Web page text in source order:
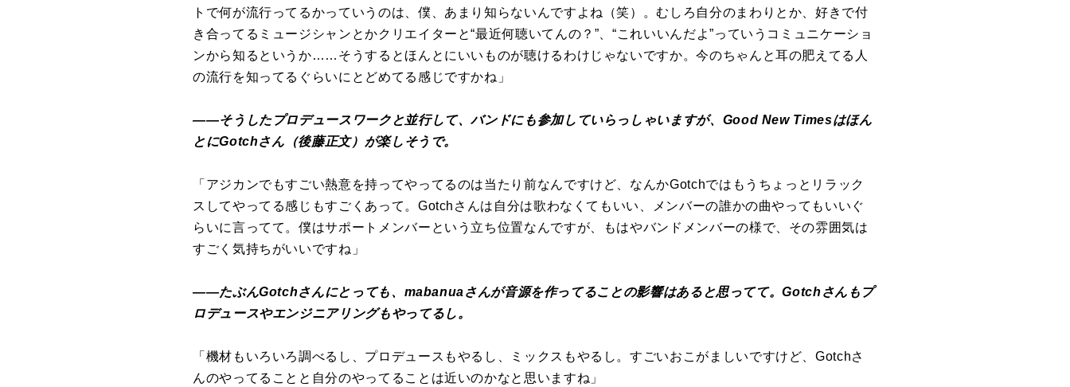
トで何が流行ってるかっていうのは、僕、あまり知らないんですよね（笑）。むしろ自分のまわりとか、好きで付
き合ってるミュージシャンとかクリエイターと“最近何聴いてんの？”、“これいいんだよ”っていうコミュニケーショ
ンから知るというか……そうするとほんとにいいものが聴けるわけじゃないですか。今のちゃんと耳の肥えてる人
の流行を知ってるぐらいにとどめてる感じですかね」
――そうしたプロデュースワークと並行して、バンドにも参加していらっしゃいますが、Good New Timesはほん
とにGotchさん（後藤正文）が楽しそうで。
「アジカンでもすごい熱意を持ってやってるのは当たり前なんですけど、なんかGotchではもうちょっとリラック
スしてやってる感じもすごくあって。Gotchさんは自分は歌わなくてもいい、メンバーの誰かの曲やってもいいぐ
らいに言ってて。僕はサポートメンバーという立ち位置なんですが、もはやバンドメンバーの様で、その雰囲気は
すごく気持ちがいいですね」
――たぶんGotchさんにとっても、mabanuaさんが音源を作ってることの影響はあると思ってて。Gotchさんもプ
ロデュースやエンジニアリングもやってるし。
「機材もいろいろ調べるし、プロデュースもやるし、ミックスもやるし。すごいおこがましいですけど、Gotchさ
んのやってることと自分のやってることは近いのかなと思いますね」